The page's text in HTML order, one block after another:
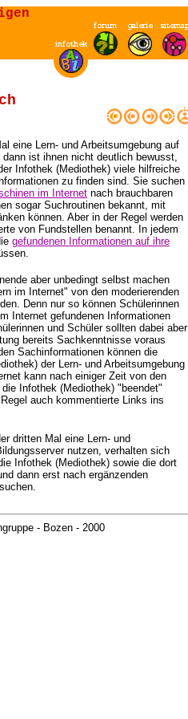
eine Lern- und Arbeitsumgebung auf
ist ihnen nicht deutlich bewusst,
Infothek (Mediothek) viele hilfreiche
zu finden sind. Sie suchen
im Internet nach brauchbaren
sogar Suchroutinen bekannt, mit
können. Aber in der Regel werden
von Fundstellen benannt. In jedem
gefundenen Informationen auf ihre
aber unbedingt selbst machen
im Internet" von den moderierenden
Denn nur so können Schülerinnen
Internet gefundenen Informationen
und Schüler sollten dabei aber
bereits Sachkenntnisse voraus
Sachinformationen können die
der Lern- und Arbeitsumgebung
kann nach einiger Zeit von den
Infothek (Mediothek) "beendet"
auch kommentierte Links ins
dritten Mal eine Lern- und
nutzen, verhalten sich
Infothek (Mediothek) sowie die dort
dann erst nach ergänzenden
- Bozen - 2000